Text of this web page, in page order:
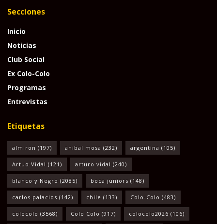
Secciones
Inicio
Noticias
Club Social
Ex Colo-Colo
Programas
Entrevistas
Etiquetas
almiron (197) anibal mosa (232) argentina (105)
Artuo Vidal (121) arturo vidal (240)
blanco y Negro (2085) boca juniors (148)
carlos palacios (142) chile (133) Colo-Colo (483)
colocolo (3568) Colo Colo (917) colocolo2026 (106)